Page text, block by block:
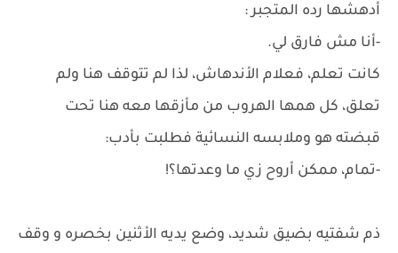
أدهشها رده المتجبر :
-أنا مش فارق لي.
كانت تعلم، فعلام الأندهاش، لذا لم تتوقف هنا ولم
تعلق، كل همها الهروب من مأزقها معه هنا تحت
قبضته هو وملابسه النسائية فطلبت بأدب:
-تمام، ممكن أروح زي ما وعدتها؟!
ذم شفتيه بضيق شديد، وضع يديه الأثنين بخصره و وقف